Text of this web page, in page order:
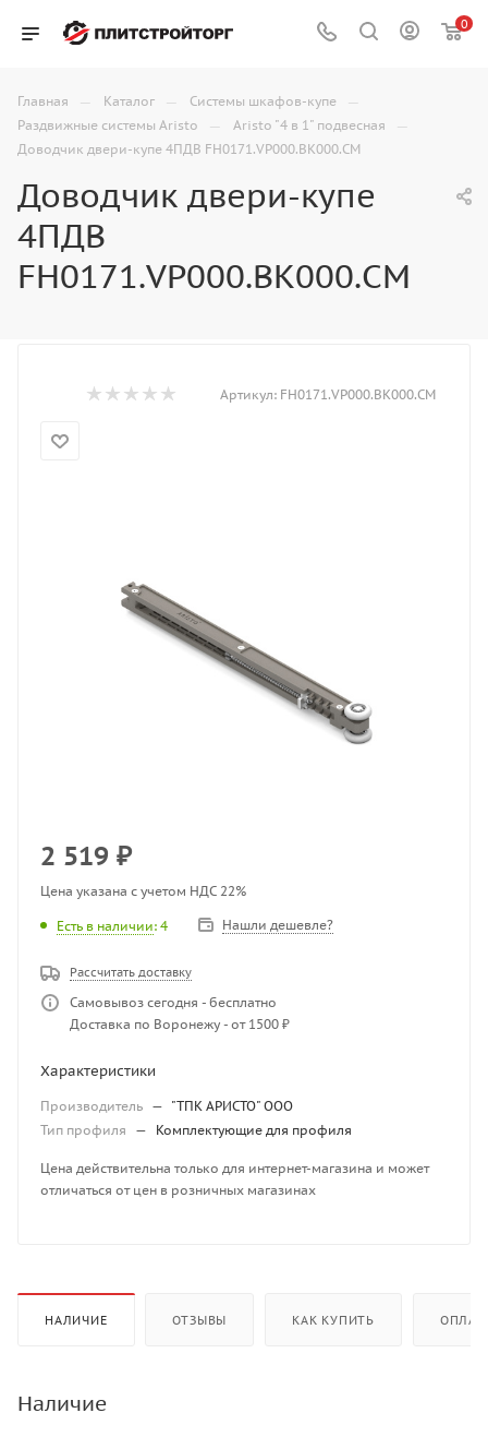
0
Главная — Каталог — Системы шкафов-купе —
Раздвижные системы Aristo — Aristo "4 в 1" подвесная —
Доводчик двери-купе 4ПДВ FH0171.VP000.BK000.CM
Доводчик двери-купе
4ПДВ
FH0171.VP000.BK000.CM
Артикул: FH0171.VP000.BK000.CM
2 519 ₽
Цена указана с учетом НДС 22%
Есть в наличии: 4 Нашли дешевле?
Рассчитать доставку
Самовывоз сегодня - бесплатно
Доставка по Воронежу - от 1500 ₽
Характеристики
Производитель — "ТПК АРИСТО" ООО
Тип профиля
— Комплектующие для профиля
Цена действительна только для интернет-магазина и может
отличаться от цен в розничных магазинах
НАЛИЧИЕ ОТЗЫВЫ КАК КУПИТЬ
Наличие